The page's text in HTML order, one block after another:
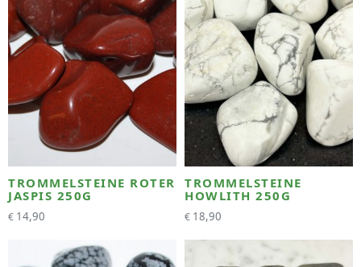
TROMMELSTEINE ROTER
JASPIS 250G
€ 14,90
TROMMELSTEINE
HOWLITH 250G
€ 18,90